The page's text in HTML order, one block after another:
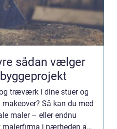
træværk i dine stuer og
Så kan du med
maler – eller endnu
malerfirma i nærheden af